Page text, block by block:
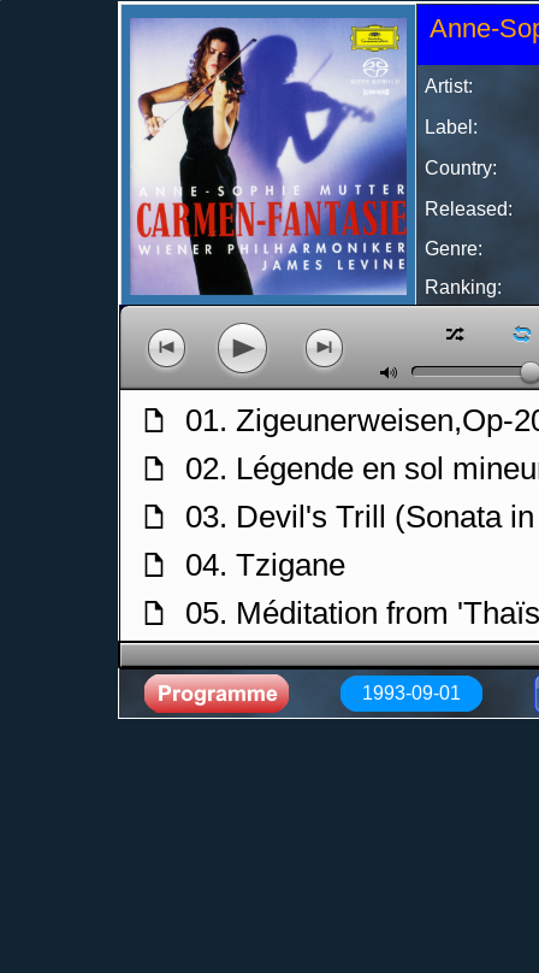
Anne-
Artist:
Label:
Country:
Released:
Genre:
Ranking:
f 01. Zigeunerweisen,Op-
f 02. Légende en sol
f 03. Devil's Trill (Sonata
f 04. Tzigane
f 05. Méditation from
f 06. Fantaisie de
f 07. Fantaisie de
n
o p
M
l
z
1993-09-01